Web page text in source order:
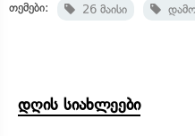
თემები: 26 მაისი
დღის სიახლეები